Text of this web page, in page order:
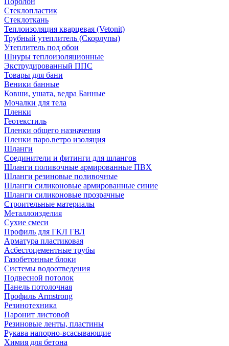
Стеклопластик
Стеклоткань
Теплоизоляция кварцевая (Vetonit)
Трубный утеплитель (Скорлупы)
Утеплитель под обои
Шнуры теплоизоляционные
Экструдированный ППС
Товары для бани
Веники банные
Ковши, ушата, ведра Банные
Мочалки для тела
Пленки
Геотекстиль
Пленки общего назначения
Пленки паро.ветро изоляция
Шланги
Соединители и фитинги для шлангов
Шланги поливочные армированные ПВХ
Шланги резиновые поливочные
Шланги силиконовые армированные синие
Шланги силиконовые прозрачные
Строительные материалы
Металлоизделия
Сухие смеси
Профиль для ГКЛ ГВЛ
Арматура пластиковая
Асбестоцементные трубы
Газобетонные блоки
Системы водоотведения
Подвесной потолок
Панель потолочная
Профиль Armstrong
Резинотехника
Паронит листовой
Резиновые ленты, пластины
Рукава напорно-всасывающие
Химия для бетона